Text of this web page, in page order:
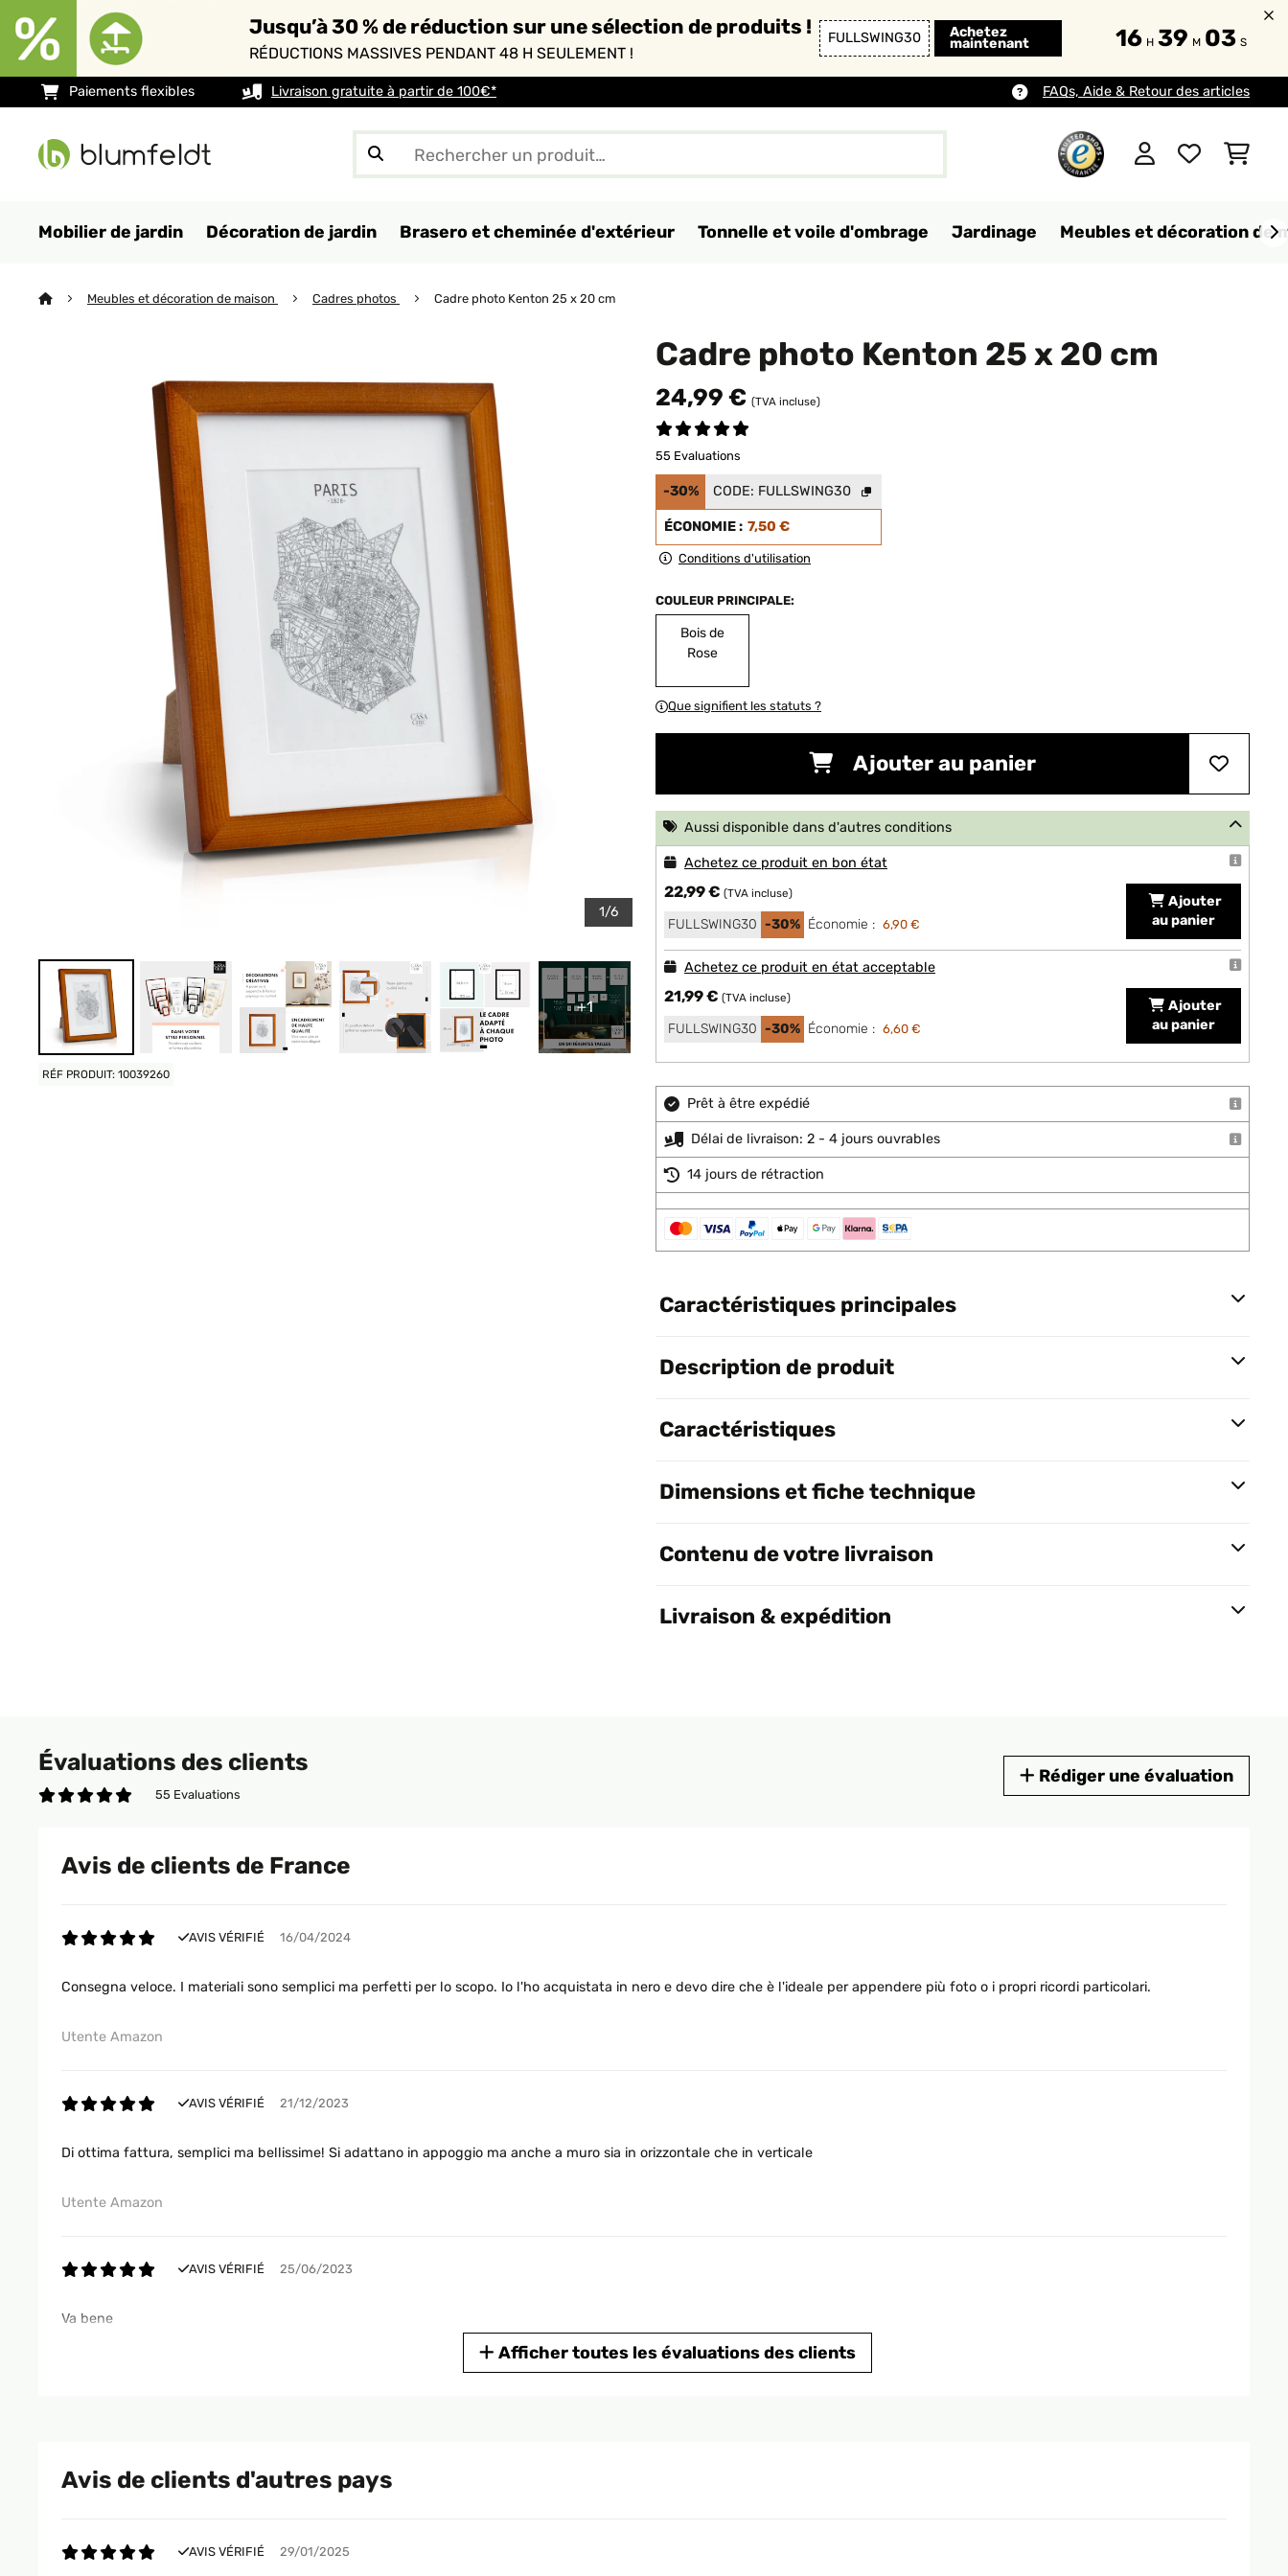
Jusqu’à 30 % de réduction sur une sélection de produits !
RÉDUCTIONS MASSIVES PENDANT 48 H SEULEMENT !
FULLSWING30 Achetez
maintenant 16 H 39 M 02 S
Paiements flexibles Livraison gratuite à partir de 100€* FAQs, Aide & Retour des articles
Mobilier de jardin Décoration de jardin Brasero et cheminée d'extérieur Tonnelle et voile d'ombrage Jardinage Meubles et décoration de
Meubles et décoration de maison Cadres photos Cadre photo Kenton 25 x 20 cm
1/6
+1
RÉF PRODUIT: 10039260
Cadre photo Kenton 25 x 20 cm
24,99 € (TVA incluse)
55 Evaluations
-30% CODE: FULLSWING30
ÉCONOMIE : 7,50 €
Conditions d'utilisation
COULEUR PRINCIPALE:
Bois de
Rose
Que signifient les statuts ?
Ajouter au panier
Aussi disponible dans d'autres conditions
Achetez ce produit en bon état
22,99 € (TVA incluse)
FULLSWING30 -30% Économie : 6,90 €
Ajouter
au panier
Achetez ce produit en état acceptable
21,99 € (TVA incluse)
FULLSWING30 -30% Économie : 6,60 €
Ajouter
au panier
Prêt à être expédié
Délai de livraison: 2 - 4 jours ouvrables
14 jours de rétraction
Caractéristiques principales
Description de produit
Caractéristiques
Dimensions et fiche technique
Contenu de votre livraison
Livraison & expédition
Évaluations des clients
55 Evaluations
Rédiger une évaluation
Avis de clients de France
AVIS VÉRIFIÉ 16/04/2024
Consegna veloce. I materiali sono semplici ma perfetti per lo scopo. Io l'ho acquistata in nero e devo dire che è l'ideale per appendere più foto o i propri ricordi particolari.
Utente Amazon
AVIS VÉRIFIÉ 21/12/2023
Di ottima fattura, semplici ma bellissime! Si adattano in appoggio ma anche a muro sia in orizzontale che in verticale
Utente Amazon
AVIS VÉRIFIÉ 25/06/2023
Va bene
Cornice molto bella
Afficher toutes les évaluations des clients
Avis de clients d'autres pays
AVIS VÉRIFIÉ 29/01/2025